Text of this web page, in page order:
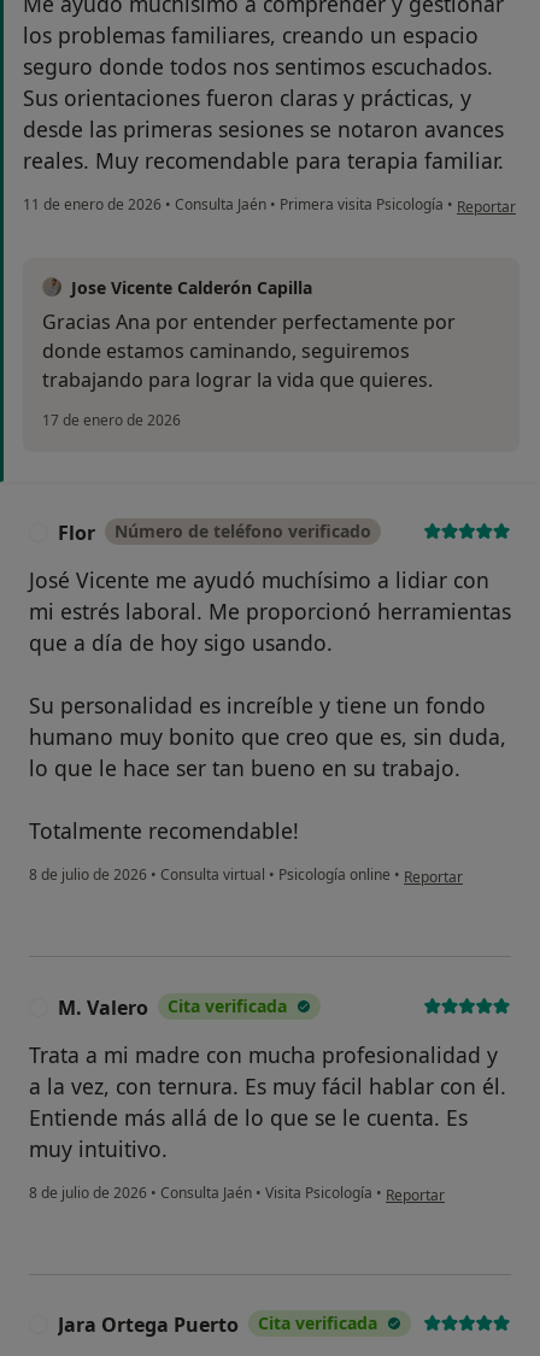
los problemas familiares, creando un espacio
seguro donde todos nos sentimos escuchados.
Sus orientaciones fueron claras y prácticas, y
desde las primeras sesiones se notaron avances
reales. Muy recomendable para terapia familiar.
11 de enero de 2026 • Consulta Jaén • Primera visita Psicología • en opinión
Reportar
Jose Vicente Calderón Capilla
Gracias Ana por entender perfectamente por
donde estamos caminando, seguiremos
trabajando para lograr la vida que quieres.
17 de enero de 2026
Flor Número de teléfono verificado
José Vicente me ayudó muchísimo a lidiar con
mi estrés laboral. Me proporcionó herramientas
que a día de hoy sigo usando.
Su personalidad es increíble y tiene un fondo
humano muy bonito que creo que es, sin duda,
lo que le hace ser tan bueno en su trabajo.
Totalmente recomendable!
8 de julio de 2026 • Consulta virtual • Psicología online • en opinión del
Reportar
M. Valero Cita verificada
Trata a mi madre con mucha profesionalidad y
a la vez, con ternura. Es muy fácil hablar con él.
Entiende más allá de lo que se le cuenta. Es
muy intuitivo.
8 de julio de 2026 • Consulta Jaén • Visita Psicología • en opinión del usuario
Reportar
Jara Ortega Puerto Cita verificada